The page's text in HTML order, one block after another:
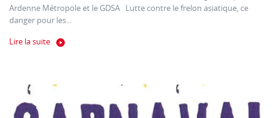
Ardenne Métropole et le GDSA Lutte contre le frelon asiatique, ce
danger pour les...
Lire la suite